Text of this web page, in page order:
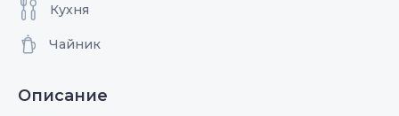
Кухня
Чайник
Описание